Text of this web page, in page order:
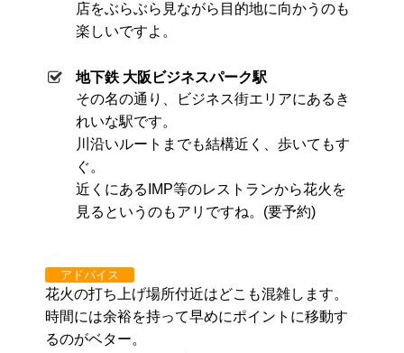
店をぶらぶら見ながら目的地に向かうのも
楽しいですよ。
地下鉄 大阪ビジネスパーク駅
その名の通り、ビジネス街エリアにあるき
れいな駅です。
川沿いルートまでも結構近く、歩いてもす
ぐ。
近くにあるIMP等のレストランから花火を
見るというのもアリですね。(要予約)
アドバイス
花火の打ち上げ場所付近はどこも混雑します。
時間には余裕を持って早めにポイントに移動す
るのがベター。